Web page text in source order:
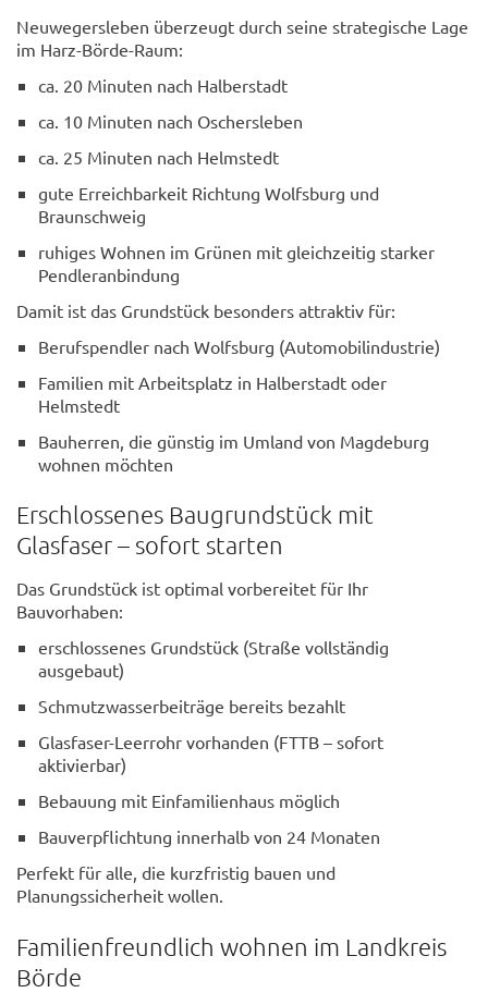
Neuwegersleben überzeugt durch seine strategische Lage
im Harz-Börde-Raum:
ca. 20 Minuten nach Halberstadt
ca. 10 Minuten nach Oschersleben
ca. 25 Minuten nach Helmstedt
gute Erreichbarkeit Richtung Wolfsburg und
Braunschweig
ruhiges Wohnen im Grünen mit gleichzeitig starker
Pendleranbindung
Damit ist das Grundstück besonders attraktiv für:
Berufspendler nach Wolfsburg (Automobilindustrie)
Familien mit Arbeitsplatz in Halberstadt oder
Helmstedt
Bauherren, die günstig im Umland von Magdeburg
wohnen möchten
Erschlossenes Baugrundstück mit
Glasfaser – sofort starten
Das Grundstück ist optimal vorbereitet für Ihr
Bauvorhaben:
erschlossenes Grundstück (Straße vollständig
ausgebaut)
Schmutzwasserbeiträge bereits bezahlt
Glasfaser-Leerrohr vorhanden (FTTB – sofort
aktivierbar)
Bebauung mit Einfamilienhaus möglich
Bauverpflichtung innerhalb von 24 Monaten
Perfekt für alle, die kurzfristig bauen und
Planungssicherheit wollen.
Familienfreundlich wohnen im Landkreis
Börde